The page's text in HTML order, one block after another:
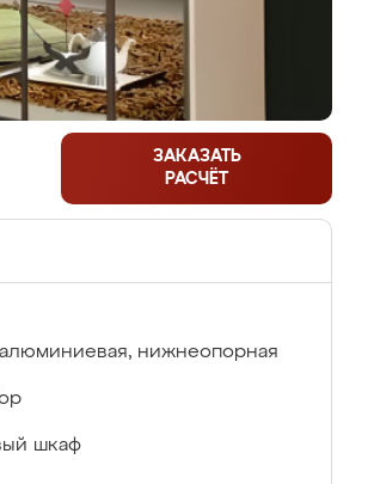
ЗАКАЗАТЬ
РАСЧЁТ
алюминиевая, нижнеопорная
шкаф